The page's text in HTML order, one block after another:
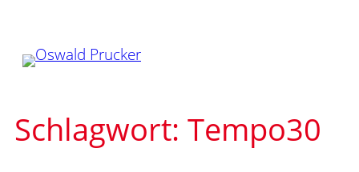
springen
Schlagwort: Tempo30